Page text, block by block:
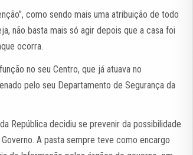
como sendo mais uma atribuição de todo
não basta mais só agir depois que a casa foi
ocorra.
no seu Centro, que já atuava no
pelo seu Departamento de Segurança da
República decidiu se prevenir da possibilidade
A pasta sempre teve como encargo